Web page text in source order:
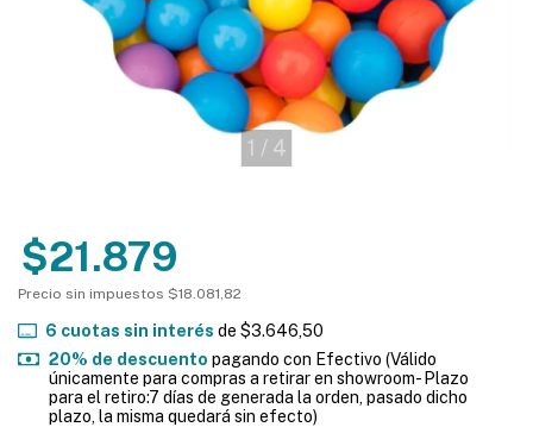
1 / 4
$21.879
Precio sin impuestos $18.081,82
6 cuotas sin interés de $3.646,50
20% de descuento pagando con Efectivo (Válido
únicamente para compras a retirar en showroom- Plazo
para el retiro:7 días de generada la orden, pasado dicho
plazo, la misma quedará sin efecto)